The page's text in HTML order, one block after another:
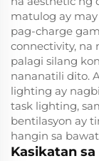
matulog ay
pag-charge
connectivity, na
palagi silang
nananatili dito.
lighting ay
task lighting,
bentilasyon ay
hangin sa
Kasikatan